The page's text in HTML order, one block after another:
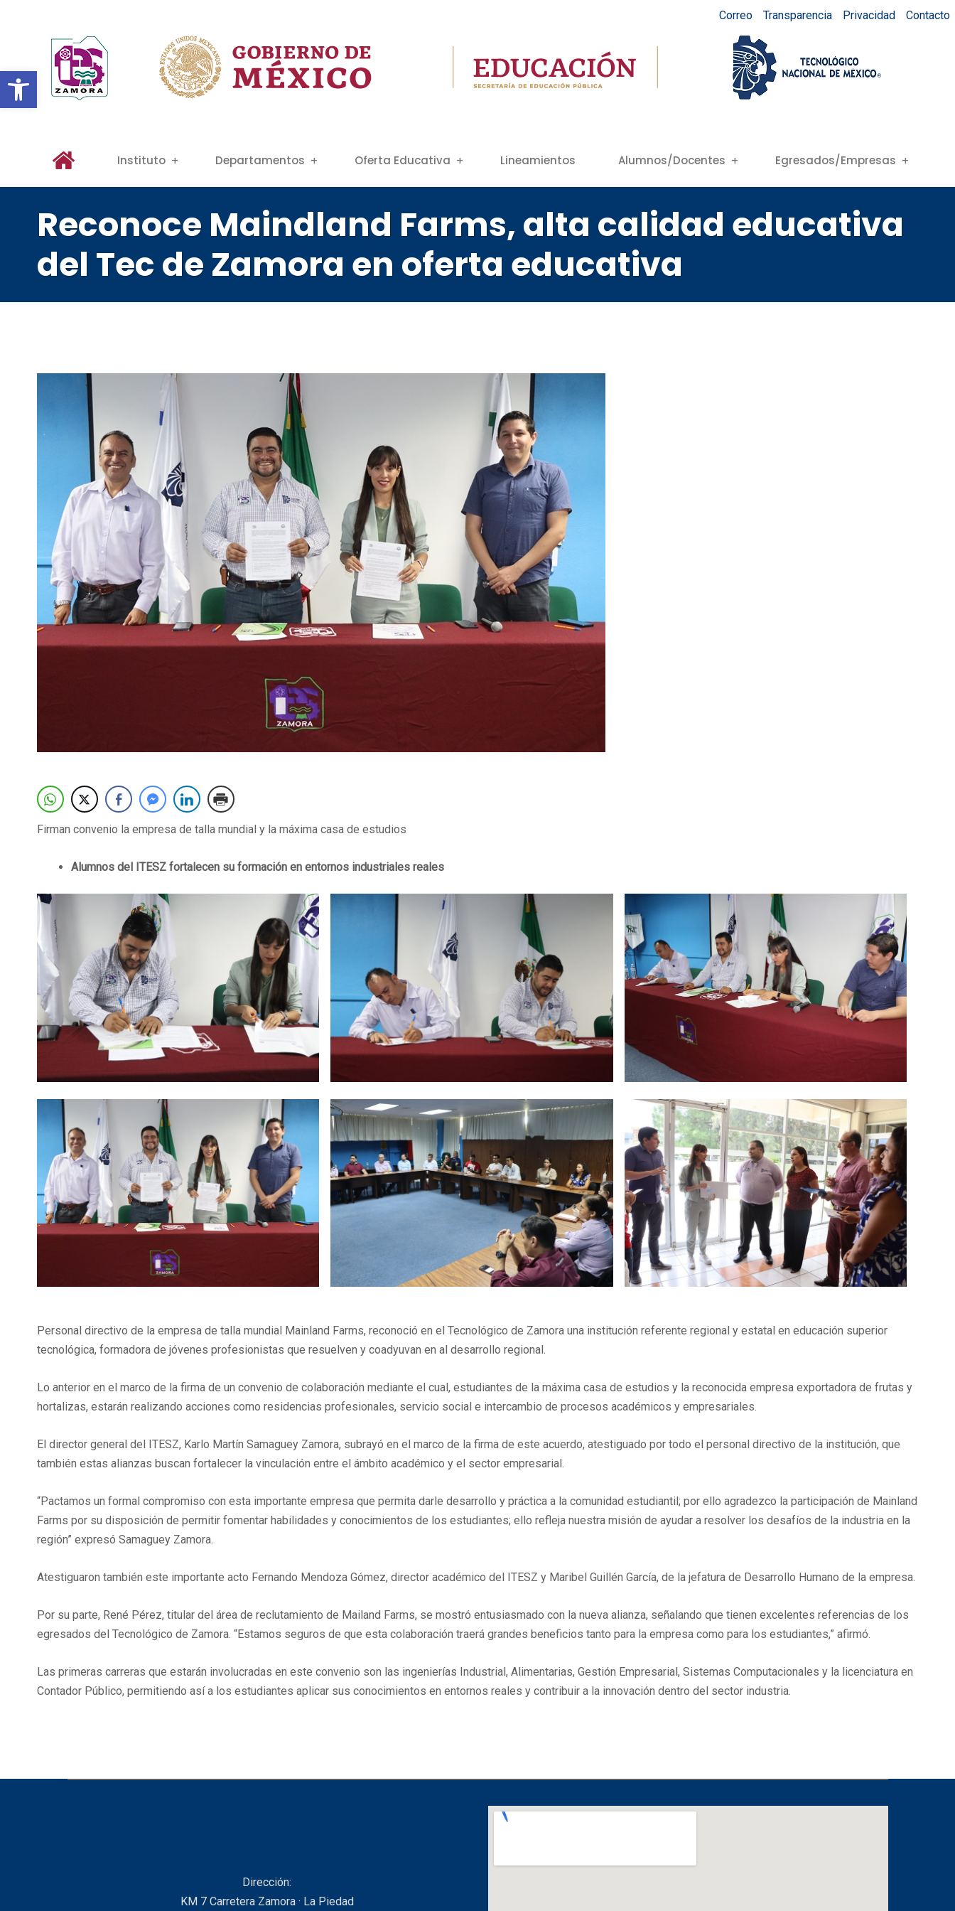
Abrir barra de herramientas
Correo Transparencia Privacidad Contacto
Instituto Departamentos Oferta Educativa Lineamientos Alumnos/Docentes Egresados/Empresas
Reconoce Maindland Farms, alta calidad educativa
del Tec de Zamora en oferta educativa
Firman convenio la empresa de talla mundial y la máxima casa de estudios
Alumnos del ITESZ fortalecen su formación en entornos industriales reales
Personal directivo de la empresa de talla mundial Mainland Farms, reconoció en el Tecnológico de Zamora una institución referente regional y estatal en educación superior
tecnológica, formadora de jóvenes profesionistas que resuelven y coadyuvan en al desarrollo regional.
Lo anterior en el marco de la firma de un convenio de colaboración mediante el cual, estudiantes de la máxima casa de estudios y la reconocida empresa exportadora de frutas y
hortalizas, estarán realizando acciones como residencias profesionales, servicio social e intercambio de procesos académicos y empresariales.
El director general del ITESZ, Karlo Martín Samaguey Zamora, subrayó en el marco de la firma de este acuerdo, atestiguado por todo el personal directivo de la institución, que
también estas alianzas buscan fortalecer la vinculación entre el ámbito académico y el sector empresarial.
“Pactamos un formal compromiso con esta importante empresa que permita darle desarrollo y práctica a la comunidad estudiantil; por ello agradezco la participación de Mainland
Farms por su disposición de permitir fomentar habilidades y conocimientos de los estudiantes; ello refleja nuestra misión de ayudar a resolver los desafíos de la industria en la
región” expresó Samaguey Zamora.
Atestiguaron también este importante acto Fernando Mendoza Gómez, director académico del ITESZ y Maribel Guillén García, de la jefatura de Desarrollo Humano de la empresa.
Por su parte, René Pérez, titular del área de reclutamiento de Mailand Farms, se mostró entusiasmado con la nueva alianza, señalando que tienen excelentes referencias de los
egresados del Tecnológico de Zamora. “Estamos seguros de que esta colaboración traerá grandes beneficios tanto para la empresa como para los estudiantes,” afirmó.
Las primeras carreras que estarán involucradas en este convenio son las ingenierías Industrial, Alimentarias, Gestión Empresarial, Sistemas Computacionales y la licenciatura en
Contador Público, permitiendo así a los estudiantes aplicar sus conocimientos en entornos reales y contribuir a la innovación dentro del sector industria.
Dirección:
KM 7 Carretera Zamora · La Piedad